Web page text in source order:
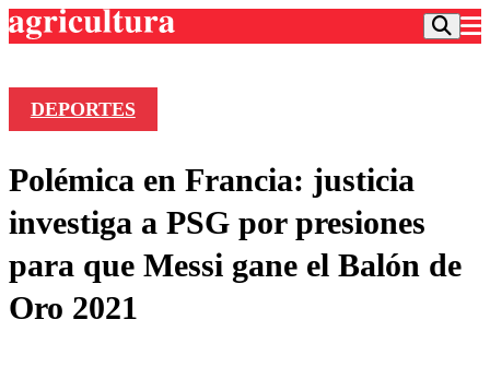
Frecuencias
Agricultura TV
Deportes
Colo Colo
Motor
Entretención
Noticias
Vida Social
DEPORTES
Polémica en Francia: justicia
investiga a PSG por presiones
para que Messi gane el Balón de
Oro 2021